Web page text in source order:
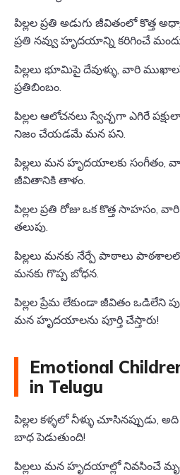
పిల్లల ప్రతి అడుగు జీవితంలో కొత్త
ప్రతి నవ్వు హృదయాన్ని కరిగించే
పిల్లలు భూమిపై దేవుళ్ళు, వారి
ప్రతిబింబం.
పిల్లల ఆలోచనలు స్వేచ్ఛగా ఎగిరే
నిజం చేయడమే మన పని.
పిల్లలు మన హృదయాలకు సంగీతం,
జీవితానికి తాళం.
పిల్లల ప్రతి రోజు ఒక కొత్త సాహసం,
తలుపు.
పిల్లలు మనకు నేర్పే పాఠాలు
మనకు గొప్ప బోధన.
పిల్లల ప్రేమ లేకుండా జీవితం ఒడిలేని
మన హృదయాలను పూర్తి చేస్తారు!
Emotional
in Telugu
పిల్లల కళ్ళలో నీళ్ళు
బాధ పెడుతుంది!
పిల్లలు మన హృదయాల్లో నివసించే